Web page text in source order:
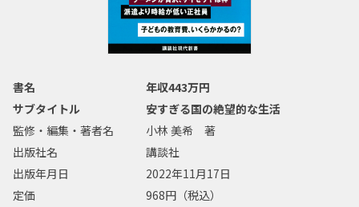
書名
年収443万円
サブタイトル
安すぎる国の絶望的な生活
監修・編集・著者名
小林 美希 著
出版社名
講談社
出版年月日
2022年11月17日
定価
968円（税込）